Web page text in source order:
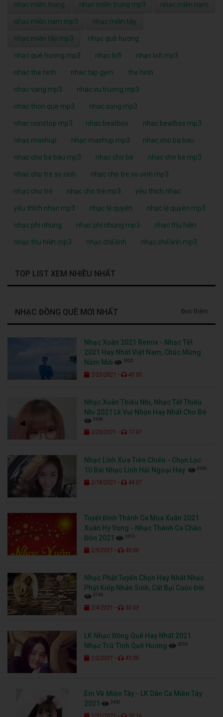
nhạc miền trung nhạc miền trung mp3 nhạc miền nam
nhạc miền nam mp3 nhạc miền tây
nhạc miền tây mp3 nhạc quê hương
nhạc quê hương mp3 nhạc lofi nhạc lofi mp3
nhac the hinh nhac tap gym the hinh
nhac vang mp3 nhac vu truong mp3
nhac thon que mp3 nhac song mp3
nhac nonstop mp3 nhac beatbox nhac beatbox mp3
nhạc mashup nhạc mashup mp3 nhac cho ba bau
nhac cho ba bau mp3 nhac cho be nhac cho be mp3
nhac cho tre so sinh nhac cho tre so sinh mp3
nhạc cho trẻ nhạc cho trẻ mp3 yêu thích nhạc
yêu thích nhạc mp3 nhạc lệ quyên nhạc lệ quyên mp3
nhạc phi nhung nhạc phi nhung mp3 nhạc thu hiền
nhạc thu hiền mp3 nhạc chế linh nhạc chế linh mp3
TOP LIST XEM NHIỀU NHẤT
NHẠC ĐỒNG QUÊ MỚI NHẤT Đọc thêm
Nhạc Xuân 2021 Remix - Nhạc Tết
2021 Hay Nhất Việt Nam, Chúc Mừng
Năm Mới
3320
2/23/2021 - 40:00
Nhạc Xuân Thiếu Nhi, Nhạc Tết Thiếu
Nhi 2021 Lk Vui Nhộn Hay Nhất Cho Bé
3668
2/20/2021 - 17:07
Nhạc Lính Xưa Tiền Chiến - Chọn Lọc
10 Bài Nhạc Lính Hải Ngoại Hay
5590
2/18/2021 - 44:07
Tuyệt Đỉnh Thánh Ca Mùa Xuân 2021
Xuân Hy Vọng - Nhạc Thánh Ca Chào
Đón 2021
3613
2/9/2021 - 40:00
Nhạc Phật Tuyển Chọn Hay Nhất Nhạc
Phật Kiếp Nhân Sinh, Cát Bụi Cuộc Đời
3744
2/4/2021 - 50:03
LK Nhạc Đồng Quê Hay Nhất 2021
Nhạc Trữ Tình Quê Hương
4256
2/2/2021 - 43:00
Em Về Miền Tây - LK Dân Ca Miền Tây
2021
3442